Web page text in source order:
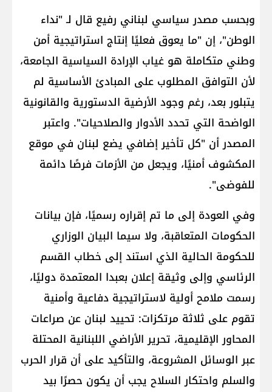
وبحسب مصدر سياسي لبناني رفيع قال لـ "نداء
الوطن"، إن "ما يعوق فعليًا إنتاج استراتيجية أمن
وطني متكاملة هو غياب الإرادة السياسية الجامعة،
لأن التوافق المطلوب على المبادئ الأساسية لم
يتبلور بعد، رغم وجود الأرضية الدستورية والقانونية
الواضحة التي تحدد الأدوار والصلاحيات". واعتبر
المصدر أن "كل تأخير إضافي يضع لبنان في موقع
المكشوف أمنيًا، ويجعل من الأزمات فرصًا دائمة
للفوضى".
وفي العودة إلى ما تم إقراره رسميًا، فإن بيانات
الحكومات المتعاقبة، ولا سيما البيان الوزاري
للحكومة الحالية الذي استند إلى خطاب القسم
الرئاسي وإلى وثيقة إعلان بعبدا المعتمدة دوليًا،
رسمت ملامح أولية لاستراتيجية دفاعية وأمنية
تقوم على ثلاثة مرتكزات: تحييد لبنان عن صراعات
المحاور الإقليمية، تحرير الأراضي اللبنانية المحتلة
عبر الوسائل المشروعة، والتأكيد على أن قرار الحرب
والسلم واحتكار السلاح يجب أن يكون حصرًا بيد